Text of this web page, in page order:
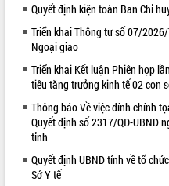
Khám bệnh, cấp phát thuốc miễn phí
và tặng quà người dân xã Cư Pui
Hội nghị UBND tỉnh Đắk Lắk thường kỳ
tháng 7/2026
Lễ truy tặng danh hiệu “Bà Mẹ Việt
Nam Anh hùng” và trao Huân chương
Lao động
UBND tỉnh Đắk Lắk triển khai nhiệm
Kỳ họp thứ Hai, Hội đồng nhân dân
ALBUM ẢNH
Quyết định kiện toàn Ban Chỉ
Triển khai Thông tư số 07/
Ngoại giao
Triển khai Kết luận Phiên họp
tiêu tăng trưởng kinh tế 02 con
Thông báo Về việc đính chính
Quyết định số 2317/QĐ-UBND
tỉnh
Quyết định UBND tỉnh về tổ
Sở Y tế